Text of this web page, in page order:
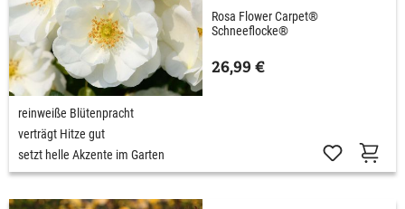
Rosa Flower Carpet®
Schneeflocke®
26,99 €
reinweiße Blütenpracht
verträgt Hitze gut
setzt helle Akzente im Garten